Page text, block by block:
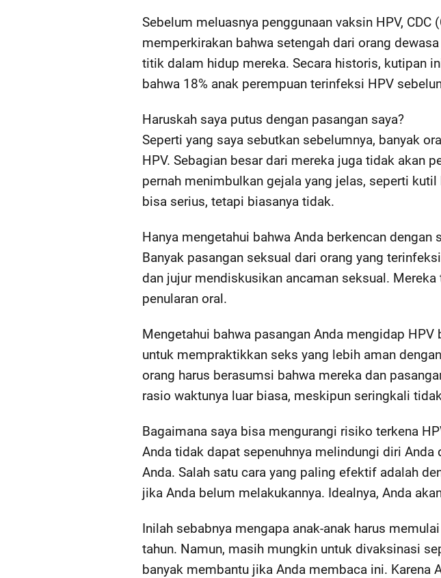
Sebelum meluasnya penggunaan vaksin HPV,
memperkirakan bahwa setengah dari orang
titik dalam hidup mereka. Secara historis, kutipan
bahwa 18% anak perempuan terinfeksi HPV
Haruskah saya putus dengan pasangan saya?
Seperti yang saya sebutkan sebelumnya, banyak
HPV. Sebagian besar dari mereka juga tidak akan
pernah menimbulkan gejala yang jelas, seperti
bisa serius, tetapi biasanya tidak.
Hanya mengetahui bahwa Anda berkencan
Banyak pasangan seksual dari orang yang
dan jujur ​​mendiskusikan ancaman seksual.
penularan oral.
Mengetahui bahwa pasangan Anda mengidap
untuk mempraktikkan seks yang lebih aman
orang harus berasumsi bahwa mereka dan
rasio waktunya luar biasa, meskipun seringkali
Bagaimana saya bisa mengurangi risiko terkena
Anda tidak dapat sepenuhnya melindungi diri
Anda. Salah satu cara yang paling efektif adalah
jika Anda belum melakukannya. Idealnya, Anda
Inilah sebabnya mengapa anak-anak harus
tahun. Namun, masih mungkin untuk divaksinasi
banyak membantu jika Anda membaca ini. Karena